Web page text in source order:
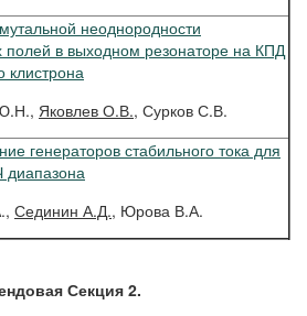
неоднородности
полей в выходном резонаторе на КПД
клистрона
Яковлев О.В., Сурков С.В.
генераторов стабильного тока для
диапазона
Сединин А.Д., Юрова В.А.
Секция 2.